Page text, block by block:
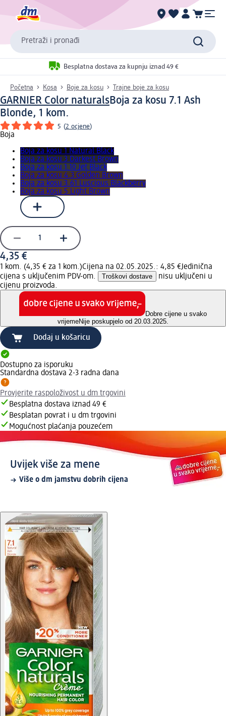
Pretraži i pronađi
Besplatna dostava za kupnju iznad 49 €
Početna Kosa Boje za kosu Trajne boje za kosu
GARNIER Color naturalsBoja za kosu 7.1 Ash
Blonde, 1 kom.
5 (2 ocjene)
Boja
Boja za kosu 1 Natural Black
Boja za kosu 3 Darkest Brown
Boja za kosu 1.10 Jet Black
Boja za kosu 4.3 Golden Brown
Boja za kosu 3.61 Luscious Blackberry
Boja za kosu 5 Light Brown
4,35 €
1 kom. (4,35 € za 1 kom.)Cijena na 02.05.2025.: 4,85 €Jedinična
cijena s uključenim PDV-om.
Troškovi dostave
nisu uključeni u
cijenu proizvoda.
Dobre cijene u svako
vrijemeNije poskupjelo od 20.03.2025.
Dodaj u košaricu
Dostupno za isporuku
Standardna dostava 2-3 radna dana
Provjerite raspoloživost u dm trgovini
Besplatna dostava iznad 49 €
Besplatan povrat i u dm trgovini
Mogućnost plaćanja pouzećem
Uvijek više za mene
Više o dm jamstvu dobrih cijena